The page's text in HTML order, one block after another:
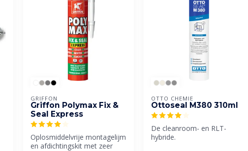
GRIFFON
Griffon Polymax Fix &
Seal Express
Oplosmiddelvrije montagelijm
en afdichtingskit met zeer
OTTO CHEMIE
Ottoseal M380 310ml
De cleanroom- en RLT-
hybride.